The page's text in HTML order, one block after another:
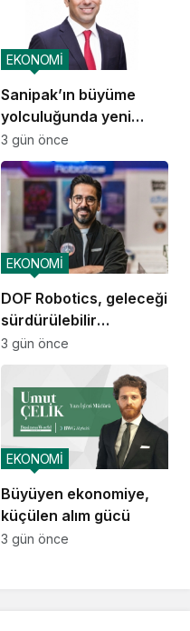
Sanipak’ın büyüme
yolculuğunda yeni
dönem
EKONOMİ
3 gün önce
DOF Robotics, geleceği
sürdürülebilir
teknolojiyle tasarlıyor
EKONOMİ
3 gün önce
Büyüyen ekonomiye,
küçülen alım gücü
EKONOMİ
3 gün önce